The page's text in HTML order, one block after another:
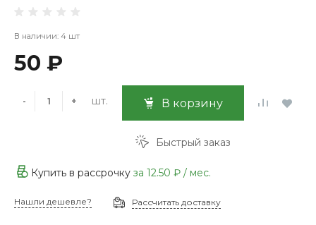
В наличии: 4 шт
50 ₽
- + шт. В корзину
Быстрый заказ
Купить в рассрочку за 12.50 ₽ / мес.
Нашли дешевле? Рассчитать доставку